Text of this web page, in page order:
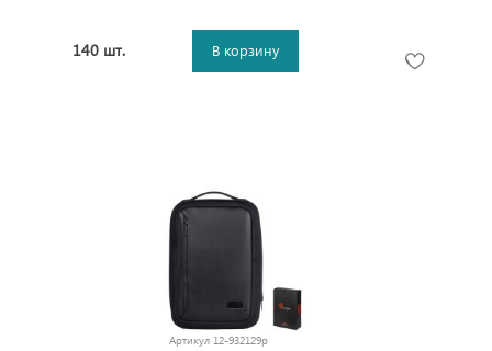
140 шт. В корзину
Артикул 12-932129p